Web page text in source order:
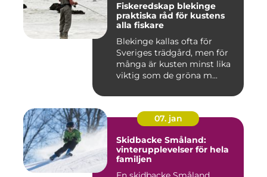
Fiskeredskap blekinge
praktiska råd för kustens
alla fiskare
Blekinge kallas ofta för
Sveriges trädgård, men för
många är kusten minst lika
viktig som de gröna m...
07. jan
Skidbacke Småland:
vinterupplevelser för hela
familjen